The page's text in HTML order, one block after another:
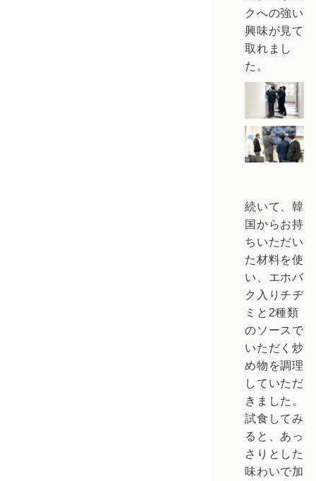
クへの強い
興味が見て
取れまし
た。
続いて、韓
国からお持
ちいただい
た材料を使
い、エホバ
ク入りチヂ
ミと2種類
のソースで
いただく炒
め物を調理
していただ
きました。
試食してみ
ると、あっ
さりとした
味わいで加